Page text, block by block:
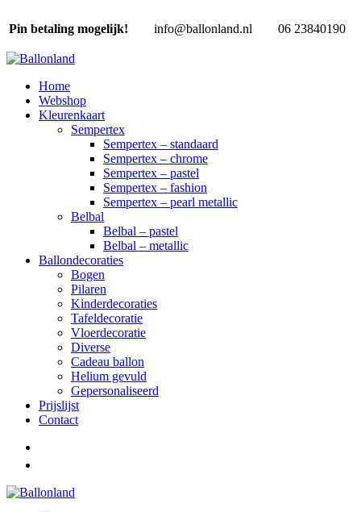
Pin betaling mogelijk! info@ballonland.nl 06 23840190
Home
Webshop
Kleurenkaart
Sempertex
Sempertex – standaard
Sempertex – chrome
Sempertex – pastel
Sempertex – fashion
Sempertex – pearl metallic
Belbal
Belbal – pastel
Belbal – metallic
Ballondecoraties
Bogen
Pilaren
Kinderdecoraties
Tafeldecoratie
Vloerdecoratie
Diverse
Cadeau ballon
Helium gevuld
Gepersonaliseerd
Prijslijst
Contact